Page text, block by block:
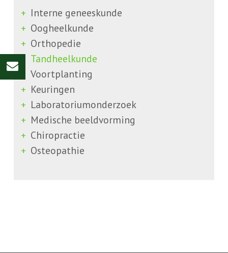
Interne geneeskunde
Oogheelkunde
Orthopedie
Tandheelkunde
Voortplanting
Keuringen
Laboratoriumonderzoek
Medische beeldvorming
Chiropractie
Osteopathie